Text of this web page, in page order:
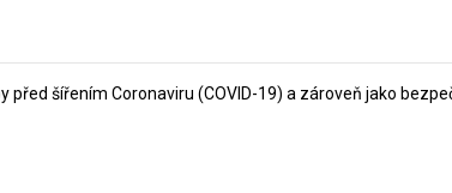
šířením Coronaviru (COVID-19) a zároveň jako